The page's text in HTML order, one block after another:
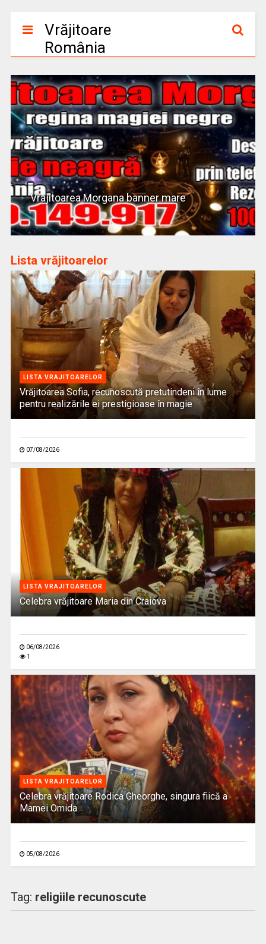
Vrăjitoare
România
Vrajitoarea Morgana banner mare
Lista vrăjitoarelor
LISTA VRAJITOARELOR
Vrăjitoarea Sofia, recunoscută pretutindeni în lume
pentru realizările ei prestigioase în magie
07/08/2026
LISTA VRAJITOARELOR
Celebra vrăjitoare Maria din Craiova
06/08/2026
1
LISTA VRAJITOARELOR
Celebra vrăjitoare Rodica Gheorghe, singura fiică a
Mamei Omida
05/08/2026
Tag: religiile recunoscute